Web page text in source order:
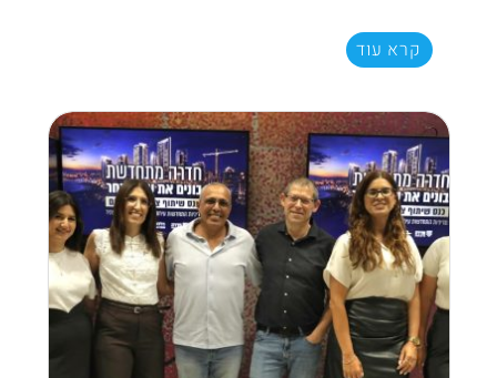
קרא עוד